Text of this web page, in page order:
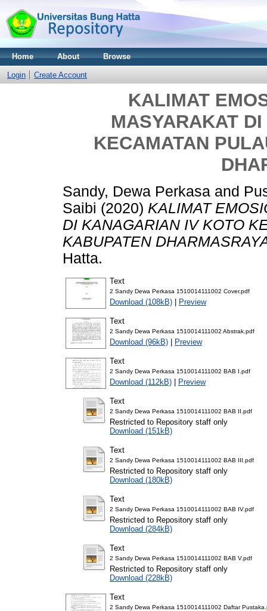
Home About Browse
Login Create Account
KALIMAT
MASYARAKAT
KECAMATAN
Sandy, Dewa Perkasa and
Saibi (2020) KALIMAT
DI KANAGARIAN IV KOTO
KABUPATEN
Hatta.
Text
2 Sandy Dewa Perkasa 1510014111002 Cover.pdf
Download (108kB) | Preview
Text
2 Sandy Dewa Perkasa 1510014111002 Abstrak.pdf
Download (96kB) | Preview
Text
2 Sandy Dewa Perkasa 1510014111002 BAB I.pdf
Download (112kB) | Preview
Text
2 Sandy Dewa Perkasa 1510014111002 BAB II.pdf
Restricted to Repository staff only
Download (151kB)
Text
2 Sandy Dewa Perkasa 1510014111002 BAB III.pdf
Restricted to Repository staff only
Download (180kB)
Text
2 Sandy Dewa Perkasa 1510014111002 BAB IV.pdf
Restricted to Repository staff only
Download (284kB)
Text
2 Sandy Dewa Perkasa 1510014111002 BAB V.pdf
Restricted to Repository staff only
Download (228kB)
Text
2 Sandy Dewa Perkasa 1510014111002 Daftar